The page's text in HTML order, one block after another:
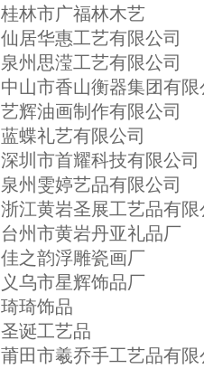
桂林市广福林木艺
仙居华惠工艺有限公司
泉州思滢工艺有限公司
中山市香山衡器集团有
艺辉油画制作有限公司
蓝蝶礼艺有限公司
深圳市首耀科技有限公司
泉州雯婷艺品有限公司
浙江黄岩圣展工艺品有限
台州市黄岩丹亚礼品厂
佳之韵浮雕瓷画厂
义乌市星辉饰品厂
琦琦饰品
圣诞工艺品
莆田市羲乔手工艺品有